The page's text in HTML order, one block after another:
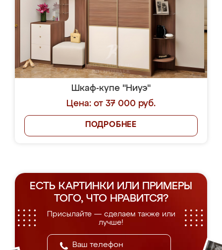
Шкаф-купе "Ниуэ"
Цена: от 37 000 руб.
ПОДРОБНЕЕ
ЕСТЬ КАРТИНКИ ИЛИ ПРИМЕРЫ
ТОГО, ЧТО НРАВИТСЯ?
Присылайте — сделаем также или
лучше!